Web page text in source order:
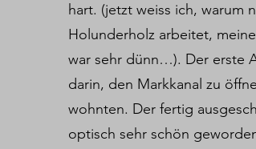
hart. (jetzt weiss ich, warum
Holunderholz arbeitet,
war sehr dünn…). Der erste
darin, den Markkanal zu
wohnten. Der fertig
optisch sehr schön